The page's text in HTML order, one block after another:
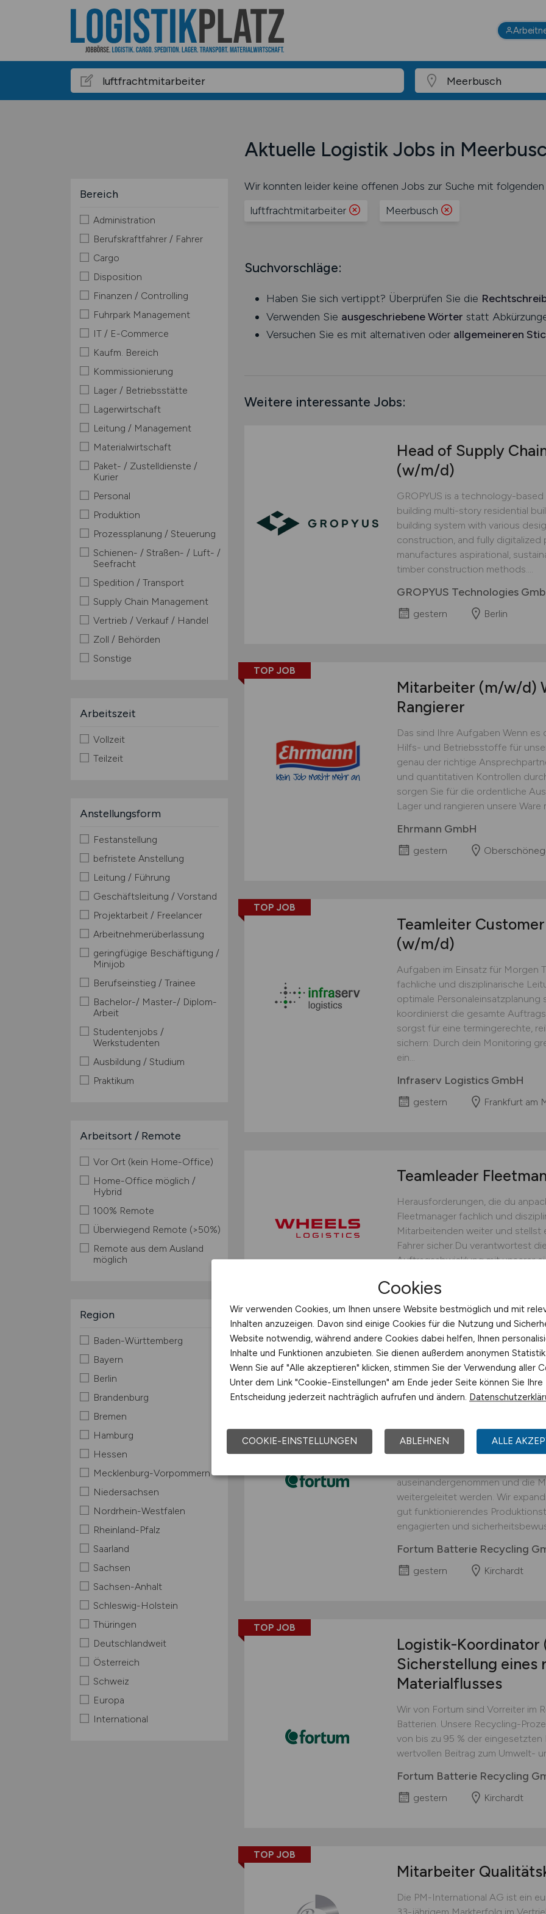
Aktuelle Logistik Jobs in
Bereich
Administration
Berufskraftfahrer / Fahrer
Cargo
Disposition
Finanzen / Controlling
Fuhrpark Management
IT / E-Commerce
Kaufm. Bereich
Kommissionierung
Lager / Betriebsstätte
Lagerwirtschaft
Leitung / Management
Materialwirtschaft
Paket- / Zustelldienste /
Kurier
Personal
Produktion
Prozessplanung / Steuerung
Schienen- / Straßen- / Luft- /
Seefracht
Spedition / Transport
Supply Chain Management
Vertrieb / Verkauf / Handel
Zoll / Behörden
Sonstige
Arbeitszeit
Vollzeit
Teilzeit
Anstellungsform
Festanstellung
befristete Anstellung
Leitung / Führung
Geschäftsleitung / Vorstand
Projektarbeit / Freelancer
Arbeitnehmerüberlassung
geringfügige Beschäftigung /
Minijob
Berufseinstieg / Trainee
Bachelor-/ Master-/ Diplom-
Arbeit
Studentenjobs /
Werkstudenten
Ausbildung / Studium
Praktikum
Arbeitsort / Remote
Vor Ort (kein Home-Office)
Home-Office möglich /
Hybrid
100% Remote
Überwiegend Remote (>50%)
Remote aus dem Ausland
möglich
Region
Baden-Württemberg
Bayern
Berlin
Brandenburg
Bremen
Hamburg
Hessen
Mecklenburg-Vorpommern
Niedersachsen
Nordrhein-Westfalen
Rheinland-Pfalz
Saarland
Sachsen
Sachsen-Anhalt
Schleswig-Holstein
Thüringen
Deutschlandweit
Österreich
Schweiz
Europa
International
Wir konnten leider keine offenen Jobs zur Suche mit
luftfrachtmitarbeiter
Meerbusch
Suchvorschläge:
Haben Sie sich vertippt? Überprüfen Sie die
Verwenden Sie ausgeschriebene Wörter statt
Versuchen Sie es mit alternativen oder allgemeineren
Weitere interessante Jobs:
Head of Supply
(w/m/d)
GROPYUS is a technology-
building multi-story residential
building system with various
construction, and fully digitalized
manufactures aspirational,
timber construction methods....
GROPYUS Technologies
gestern Berlin
TOP JOB
Mitarbeiter (m/w/d)
Rangierer
Das sind Ihre Aufgaben Wenn
Hilfs- und Betriebsstoffe für
genau der richtige
und quantitativen Kontrollen
sorgen Sie für die ordentliche
Lager und rangieren unsere Ware
Ehrmann GmbH
gestern
TOP JOB
Teamleiter
(w/m/d)
Aufgaben im Einsatz für Morgen
fachliche und disziplinarische
optimale Personaleinsatzplanung
koordinierst die gesamte
sorgst für eine termingerechte,
sichern: Durch dein Monitoring
ein...
Infraserv Logistics GmbH
gestern Frankfurt am
Teamleader
Herausforderungen, die du
Fleetmanager fachlich und
Mitarbeitenden weiter und stellst
Fahrer sicher.Du verantwortest
Auftragsabwicklung mit unserer
bedarfsgerechten Fahrereinsatz
operative Steuerung.Du...
WHEELS Logistics GmbH &
gestern Münster
TOP JOB
(w/m/d)
interessanter
An unserem Standort in
Prozessschritt durchgeführt, in
auseinandergenommen und die
weitergeleitet werden. Wir
gut funktionierendes
engagierten und
Fortum Batterie Recycling
gestern Kirchardt
TOP JOB
Logistik-Koordinator
Sicherstellung eines
Materialflusses
Wir von Fortum sind Vorreiter im
Batterien. Unsere Recycling-
von bis zu 95 % der eingesetzten
wertvollen Beitrag zum Umwelt-
Fortum Batterie Recycling
gestern Kirchardt
TOP JOB
Mitarbeiter
Die PM-International AG ist ein
Cookies
Wir verwenden Cookies, um Ihnen unsere Website bestmöglich und mit
Inhalten anzuzeigen. Davon sind einige Cookies für die Nutzung und
Website notwendig, während andere Cookies dabei helfen, Ihnen
Inhalte und Funktionen anzubieten. Sie dienen außerdem anonymen
Wenn Sie auf "Alle akzeptieren" klicken, stimmen Sie der Verwendung aller
Unter dem Link "Cookie-Einstellungen" am Ende jeder Seite können Sie Ihre
Entscheidung jederzeit nachträglich aufrufen und ändern.
COOKIE-EINSTELLUNGEN ABLEHNEN ALLE